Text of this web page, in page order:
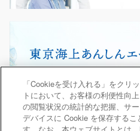
「Cookieを受け入れる」をクリ
トにおいて、お客様の利便性向
の閲覧状況の統計的な把握、サ
デバイスに Cookie を保存する